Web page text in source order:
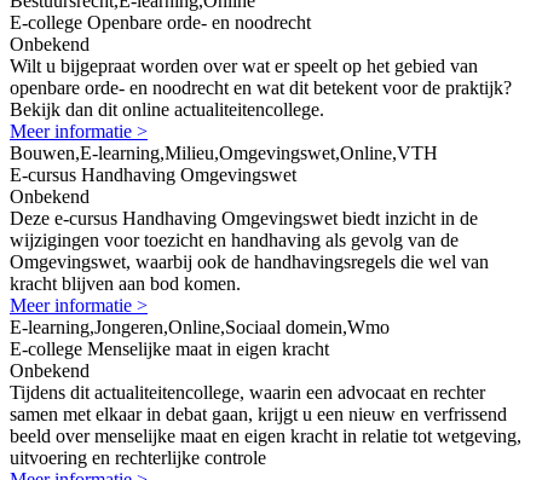
E-college Openbare orde- en noodrecht
Onbekend
Wilt u bijgepraat worden over wat er speelt op het gebied van
openbare orde- en noodrecht en wat dit betekent voor de praktijk?
Bekijk dan dit online actualiteitencollege.
Meer informatie >
Bouwen,E-learning,Milieu,Omgevingswet,Online,VTH
E-cursus Handhaving Omgevingswet
Onbekend
Deze e-cursus Handhaving Omgevingswet biedt inzicht in de
wijzigingen voor toezicht en handhaving als gevolg van de
Omgevingswet, waarbij ook de handhavingsregels die wel van
kracht blijven aan bod komen.
Meer informatie >
E-learning,Jongeren,Online,Sociaal domein,Wmo
E-college Menselijke maat in eigen kracht
Onbekend
Tijdens dit actualiteitencollege, waarin een advocaat en rechter
samen met elkaar in debat gaan, krijgt u een nieuw en verfrissend
beeld over menselijke maat en eigen kracht in relatie tot wetgeving,
uitvoering en rechterlijke controle